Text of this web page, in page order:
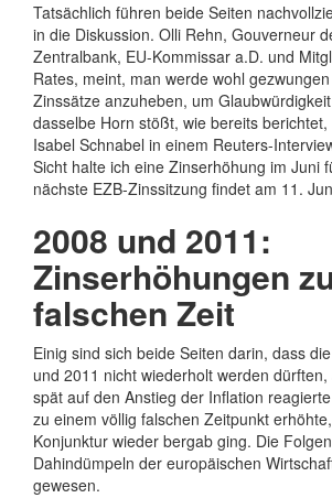
Tatsächlich führen beide Seiten
in die Diskussion. Olli Rehn, Gouverneur
Zentralbank, EU-Kommissar a.D. und
Rates, meint, man werde wohl
Zinssätze anzuheben, um
dasselbe Horn stößt, wie bereits berichtet,
Isabel Schnabel in einem Reuters-
Sicht halte ich eine Zinserhöhung im Juni
nächste EZB-Zinssitzung findet am 11.
2008 und 2011:
Zinserhöhungen
falschen Zeit
Einig sind sich beide Seiten darin, dass
und 2011 nicht wiederholt werden dürften,
spät auf den Anstieg der Inflation
zu einem völlig falschen Zeitpunkt
Konjunktur wieder bergab ging. Die
Dahindümpeln der europäischen
gewesen.